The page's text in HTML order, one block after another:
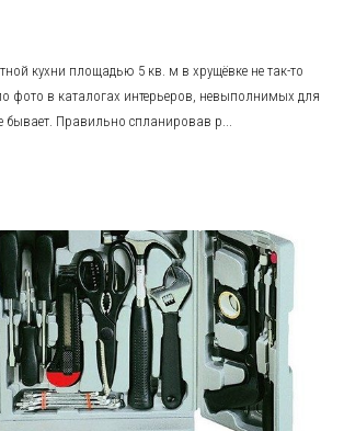
кухни площадью 5 кв. м в хрущёвке не так-то
фото в каталогах интерьеров, невыполнимых для
бывает. Правильно спланировав р...